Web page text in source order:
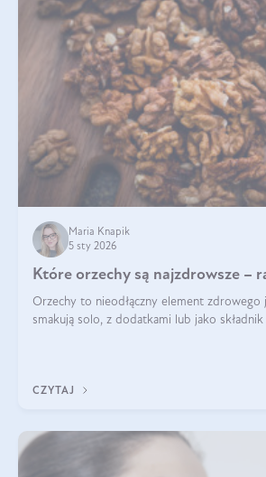
Maria Knapik
5 sty 2026
Które orzechy są najzdrowsze –
Orzechy to nieodłączny element zdrowego
smakują solo, z dodatkami lub jako
CZYTAJ